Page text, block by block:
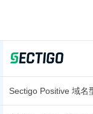
Sectigo Positive 域名